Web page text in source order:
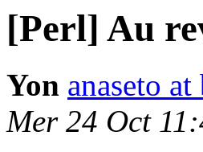
[Perl] Au
Yon anaseto
Mer 24 Oct